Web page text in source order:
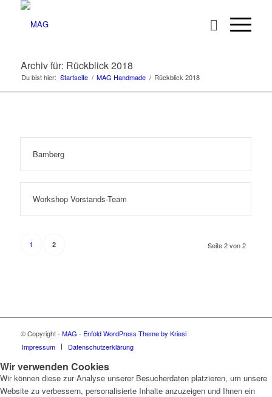
Archiv für: Rückblick 2018
Du bist hier: Startseite / MAG Handmade / Rückblick 2018
Bamberg
Workshop Vorstands-Team
Seite 2 von 2
1 2
© Copyright - MAG - Enfold WordPress Theme by Kriesi
Impressum
Datenschutzerklärung
Wir verwenden Cookies
Wir können diese zur Analyse unserer Besucherdaten platzieren, um unsere
Website zu verbessern, personalisierte Inhalte anzuzeigen und Ihnen ein